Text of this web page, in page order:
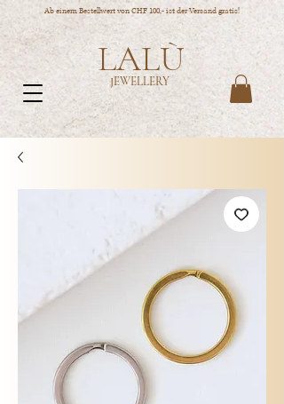
Ab einem Bestellwert von CHF 100,- ist der Versand gratis!
LALÙ
JEWELLERY